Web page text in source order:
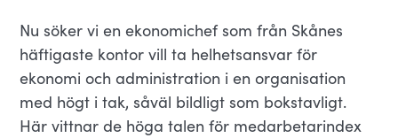
Nu söker vi en ekonomichef som från Skånes
häftigaste kontor vill ta helhetsansvar för
ekonomi och administration i en organisation
med högt i tak, såväl bildligt som bokstavligt.
Här vittnar de höga talen för medarbetarindex